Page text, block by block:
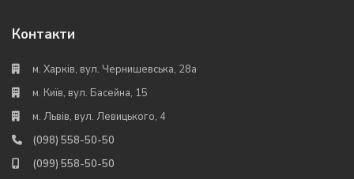
Контакти
м. Харків, вул. Чернишевська, 28а
м. Київ, вул. Басейна, 15
м. Львів, вул. Левицького, 4
(098) 558-50-50
(099) 558-50-50